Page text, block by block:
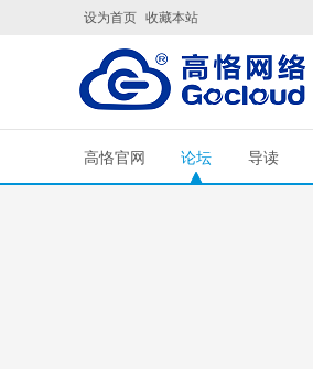
设为首页 收藏本站
高恪官网 论坛 导读